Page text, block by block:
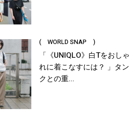
( WORLD SNAP )
「《UNIQLO》白Tをおしゃ
れに着こなすには？ 」タン
クとの重...